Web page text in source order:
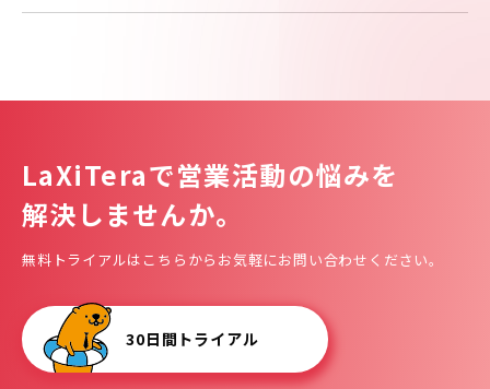
LaXiTeraで営業活動の悩みを
解決しませんか。
無料トライアルはこちらからお気軽にお問い合わせください。
30日間トライアル